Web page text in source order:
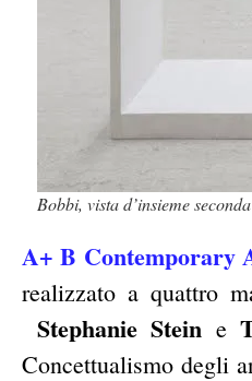
Bobbi, vista d’insieme
A+ B Contemporary
realizzato a quattro
Stephanie Stein e
Concettualismo degli